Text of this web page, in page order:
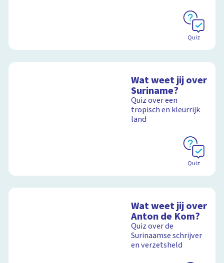
Quiz
Wat weet jij over
Suriname?
Quiz over een
tropisch en kleurrijk
land
Quiz
Wat weet jij over
Anton de Kom?
Quiz over de
Surinaamse schrijver
en verzetsheld